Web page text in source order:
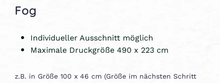
Fog
Individueller Ausschnitt möglich
Maximale Druckgröße 490 x 223 cm
z.B. in Größe 100 x 46 cm (Größe im nächsten Schritt